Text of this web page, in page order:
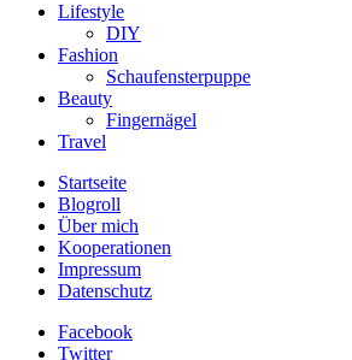
Lifestyle
DIY
Fashion
Schaufensterpuppe
Beauty
Fingernägel
Travel
Startseite
Blogroll
Über mich
Kooperationen
Impressum
Datenschutz
Facebook
Twitter